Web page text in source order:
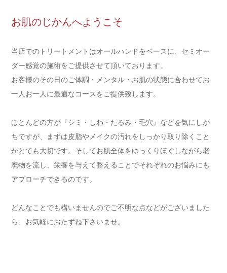
お肌のじかんへようこそ
当店でのトリートメントはオールハンドをベースに、セミオー
ダー感覚の施術をご提供させて頂いております。
お客様のその日のご体調・メンタル・お肌の状態に合わせてお
一人お一人に最適なコースをご提供致します。
ほとんどの方が『シミ・しわ・たるみ・毛穴』などを気にしが
ちですが、まずは皮脂やメイクの汚れをしっかり取り除くこと
がとても大切です。そしてお肌全体をゆっくりほぐしながら老
廃物を流し、栄養を与えて整えることでそれぞれのお悩みにも
アプローチできるのです。
どんなことでも構いませんのでご不明な点などがございました
ら、お気軽におたずね下さいませ。